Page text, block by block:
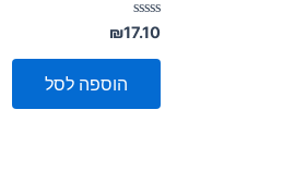
דורג
0
מתוך
₪17.10
הוספה לסל